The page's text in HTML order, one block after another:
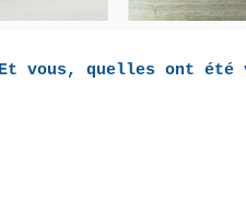
Et vous, quelles ont été